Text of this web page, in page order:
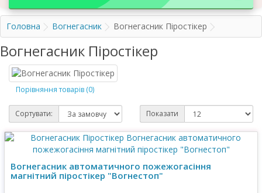
Головна Вогнегасник Вогнегасник Піростікер
Вогнегасник Піростікер
Порівняння товарів (0)
Сортувати: Показати
Вогнегасник автоматичного пожежогасіння
магнітний піростікер "Вогнестоп"